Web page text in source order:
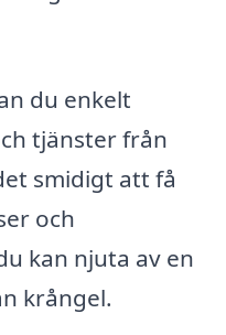
du enkelt
tjänster från
smidigt att få
och
kan njuta av en
krångel.